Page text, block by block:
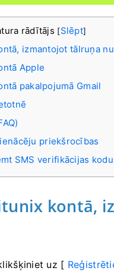
rādītājs [Slēpt]
izmantojot tālruņa
Apple
pakalpojumā Gmail
priekšrocības
SMS verifikācijas
kontā,
uz [